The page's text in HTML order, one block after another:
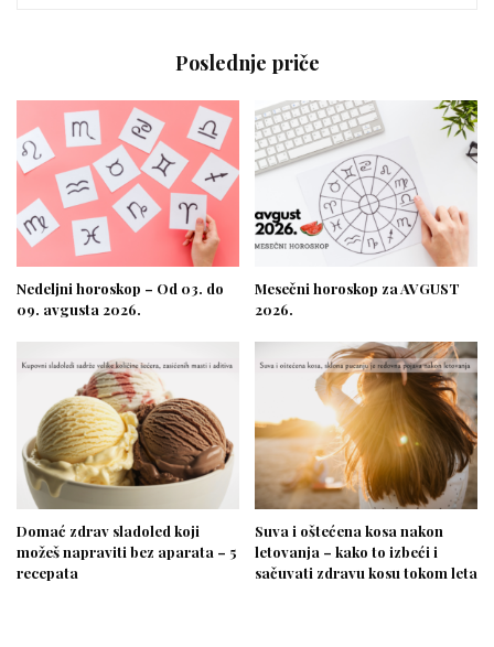
Poslednje priče
Nedeljni horoskop – Od 03. do
09. avgusta 2026.
Mesečni horoskop za AVGUST
2026.
Domać zdrav sladoled koji
možeš napraviti bez aparata – 5
recepata
Suva i oštećena kosa nakon
letovanja – kako to izbeći i
sačuvati zdravu kosu tokom leta